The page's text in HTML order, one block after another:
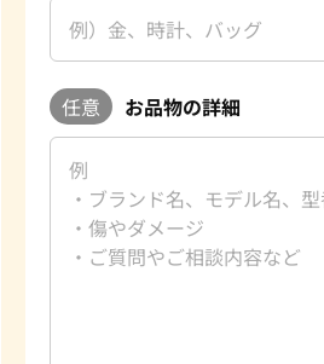
任意 お品物の詳細